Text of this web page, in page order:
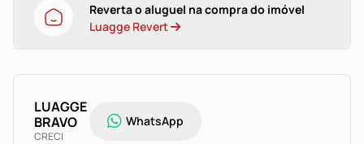
Reverta o aluguel na compra do imóvel
Luagge Revert
LUAGGE
BRAVO
CRECI
WhatsApp